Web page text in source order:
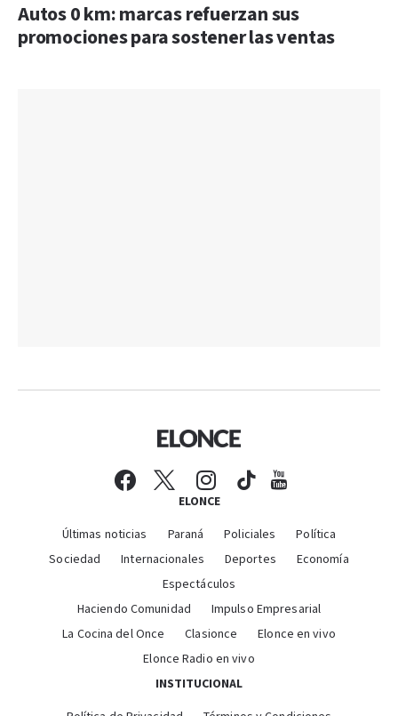
Autos 0 km: marcas refuerzan sus
promociones para sostener las ventas
ELONCE
Últimas noticias Paraná Policiales
Política
Sociedad
Internacionales Deportes
Economía
Espectáculos
Haciendo Comunidad
Impulso Empresarial
La Cocina del Once
Clasionce
Elonce en vivo
Elonce Radio en vivo
INSTITUCIONAL